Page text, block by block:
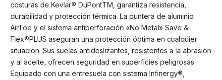
costuras de Kevlar® DuPontTM, garantiza resistencia,
durabilidad y protección térmica. La puntera de aluminio
AirToe y el sistema antiperforación «No Metal» Save &
Flex®PLUS aseguran una protección óptima en cualquier
situación. Sus suelas antideslizantes, resistentes a la abrasión
y al aceite, ofrecen seguridad en superficies peligrosas.
Equipado con una entresuela con sistema Infinergy®,